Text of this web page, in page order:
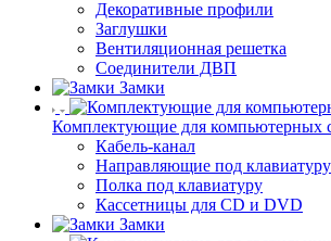
Декоративные профили
Заглушки
Вентиляционная решетка
Соединители ДВП
Замки
Комплектующие для компьютерных
Кабель-канал
Направляющие под клавиатуру
Полка под клавиатуру
Кассетницы для CD и DVD
Замки